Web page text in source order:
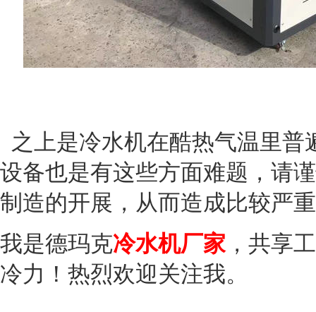
之上是冷水机在酷热气温里普
设备也是有这些方面难题，请
制造的开展，从而造成比较严
我是德玛克冷水机厂家 ，共享
冷力！热烈欢迎关注我。